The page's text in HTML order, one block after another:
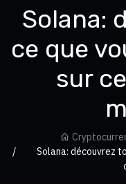
Solana:
ce que
sur
Solana: découvrez